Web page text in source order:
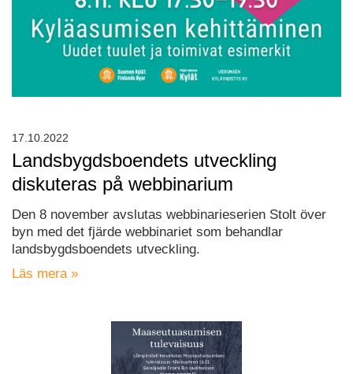
Landsbygdsboendets utveckling
diskuteras på webbinarium
Den 8 november avslutas webbinarieserien Stolt över
byn med det fjärde webbinariet som behandlar
landsbygdsboendets utveckling.
Läs mera »
17.10.2022